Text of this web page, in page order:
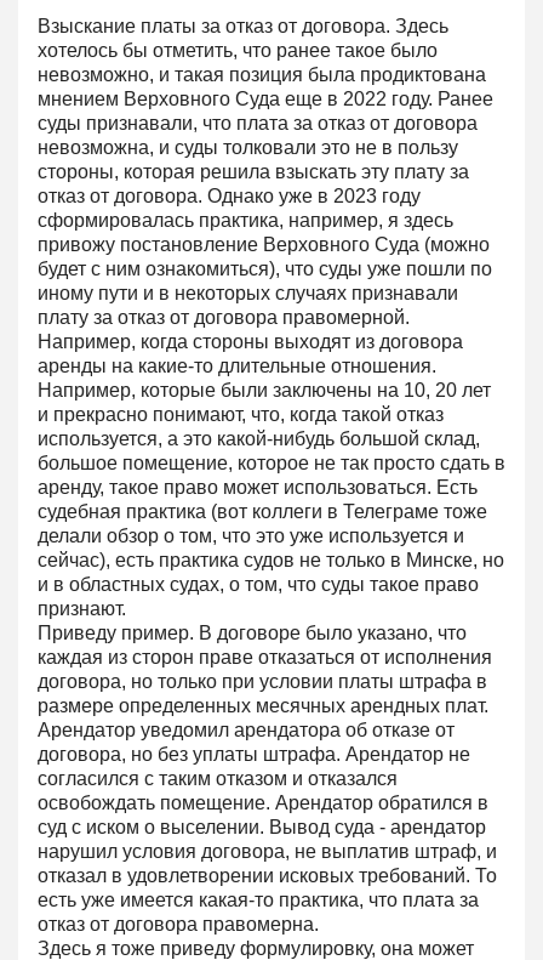
Взыскание платы за отказ от договора. Здесь
хотелось бы отметить, что ранее такое было
невозможно, и такая позиция была продиктована
мнением Верховного Суда еще в 2022 году. Ранее
суды признавали, что плата за отказ от договора
невозможна, и суды толковали это не в пользу
стороны, которая решила взыскать эту плату за
отказ от договора. Однако уже в 2023 году
сформировалась практика, например, я здесь
привожу постановление Верховного Суда (можно
будет с ним ознакомиться), что суды уже пошли по
иному пути и в некоторых случаях признавали
плату за отказ от договора правомерной.
Например, когда стороны выходят из договора
аренды на какие-то длительные отношения.
Например, которые были заключены на 10, 20 лет
и прекрасно понимают, что, когда такой отказ
используется, а это какой-нибудь большой склад,
большое помещение, которое не так просто сдать в
аренду, такое право может использоваться. Есть
судебная практика (вот коллеги в Телеграме тоже
делали обзор о том, что это уже используется и
сейчас), есть практика судов не только в Минске, но
и в областных судах, о том, что суды такое право
признают.
Приведу пример. В договоре было указано, что
каждая из сторон праве отказаться от исполнения
договора, но только при условии платы штрафа в
размере определенных месячных арендных плат.
Арендатор уведомил арендатора об отказе от
договора, но без уплаты штрафа. Арендатор не
согласился с таким отказом и отказался
освобождать помещение. Арендатор обратился в
суд с иском о выселении. Вывод суда - арендатор
нарушил условия договора, не выплатив штраф, и
отказал в удовлетворении исковых требований. То
есть уже имеется какая-то практика, что плата за
отказ от договора правомерна.
Здесь я тоже приведу формулировку, она может